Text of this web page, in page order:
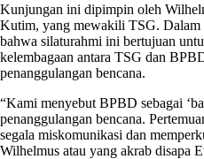
Kunjungan ini dipimpin oleh
Kutim, yang mewakili TSG. Dalam
bahwa silaturahmi ini bertujuan
kelembagaan antara TSG dan
penanggulangan bencana.
“Kami menyebut BPBD sebagai
penanggulangan bencana.
segala miskomunikasi dan
Wilhelmus atau yang akrab disapa